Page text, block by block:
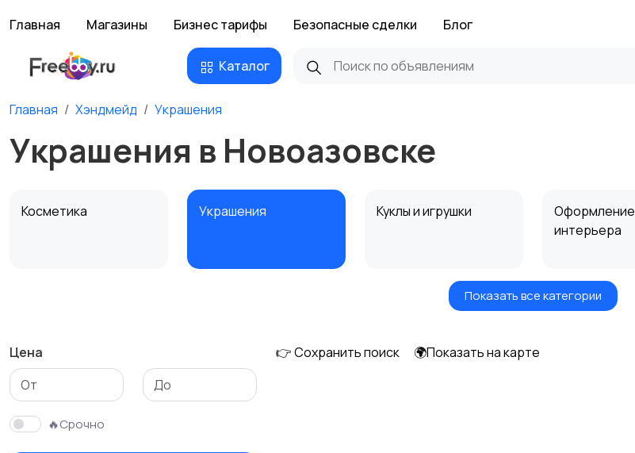
Главная Магазины Бизнес тарифы Безопасные сделки Блог
Каталог
Главная Хэндмейд Украшения
Украшения в Новоазовске
Косметика Украшения Куклы и игрушки
Оформление
интерьера
Показать все категории
Цена
🔥Срочно
👉 Сохранить поиск 🌍Показать на карте